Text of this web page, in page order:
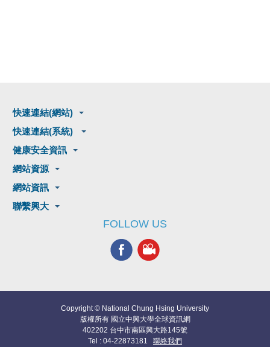
快速連結(網站)
快速連結(系統)
健康安全資訊
網站資源
網站資訊
聯繫興大
FOLLOW US
Copyright © National Chung Hsing University
版權所有 國立中興大學全球資訊網
402202 台中市南區興大路145號
Tel : 04-22873181 聯絡我們